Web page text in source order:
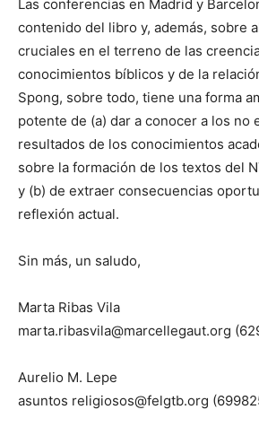
Las conferencias en Madrid y
contenido del libro y, además, sobre
cruciales en el terreno de las
conocimientos bíblicos y de la
Spong, sobre todo, tiene una forma
potente de (a) dar a conocer a los no
resultados de los conocimientos
sobre la formación de los textos del
y (b) de extraer consecuencias
reflexión actual.
Sin más, un saludo,
Marta Ribas Vila
marta.ribasvila@marcellegaut.org
Aurelio M. Lepe
asuntos religiosos@felgtb.org